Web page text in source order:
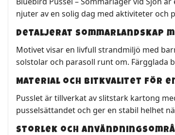
njuter av en solig dag med aktiviteter och
Detaljerat sommarlandskap
Motivet visar en livfull strandmiljö med
solstolar och parasoll runt om. Färgglada
Material och bitkvalitet för
Pusslet är tillverkat av slitstark kartong
pusselsättandet och ger en stabil helhet
Storlek och